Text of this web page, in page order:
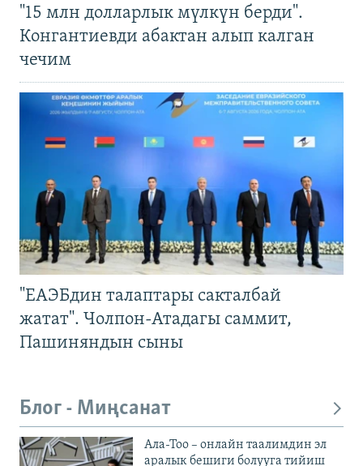
"15 млн долларлык мүлкүн берди".
Конгантиевди абактан алып калган
чечим
"ЕАЭБдин талаптары сакталбай
жатат". Чолпон-Атадагы саммит,
Пашиняндын сыны
Блог - Миңсанат
Ала-Тоо – онлайн таалимдин эл
аралык бешиги болууга тийиш